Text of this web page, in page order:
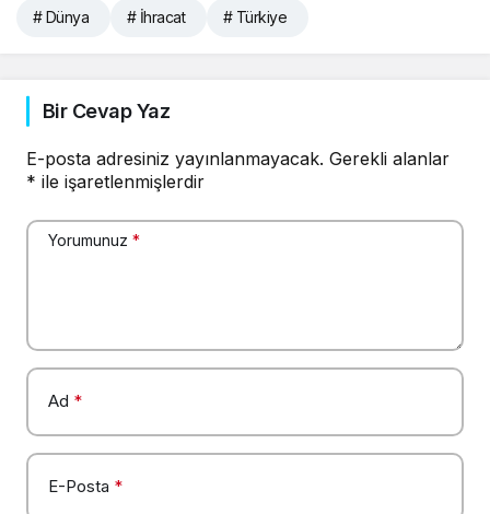
# Dünya # İhracat # Türkiye
Bir Cevap Yaz
E-posta adresiniz yayınlanmayacak. Gerekli alanlar
* ile işaretlenmişlerdir
Yorumunuz *
Ad *
E-Posta *